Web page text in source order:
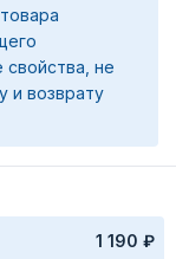
не
и возврату
1 190 ₽